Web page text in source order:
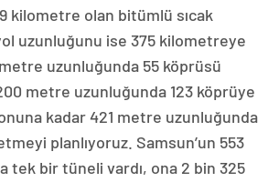
kilometre olan bitümlü sıcak
uzunluğunu ise 375 kilometreye
metre uzunluğunda 55 köprüsü
metre uzunluğunda 123 köprüye
kadar 421 metre uzunluğunda
planlıyoruz. Samsun’un 553
tek bir tüneli vardı, ona 2 bin 325